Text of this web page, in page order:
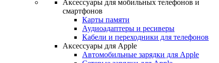
Аксессуары для мобильных телефонов и
смартфонов
Карты памяти
Аудиоадаптеры и ресиверы
Кабели и переходники для телефонов
Аксессуары для Apple
Автомобильные зарядки для Apple